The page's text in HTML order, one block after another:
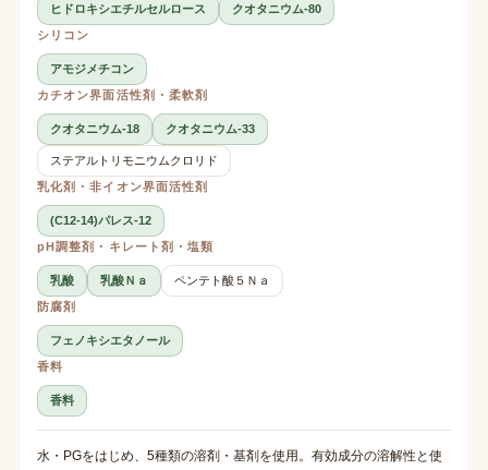
ヒドロキシエチルセルロース
クオタニウム-80
シリコン
アモジメチコン
カチオン界面活性剤・柔軟剤
クオタニウム-18 クオタニウム-33
ステアルトリモニウムクロリド
乳化剤・非イオン界面活性剤
(C12-14)パレス-12
pH調整剤・キレート剤・塩類
乳酸 乳酸Ｎａ
ペンテト酸５Ｎａ
防腐剤
フェノキシエタノール
香料
香料
水・PGをはじめ、5種類の溶剤・基剤を使用。有効成分の溶解性と使